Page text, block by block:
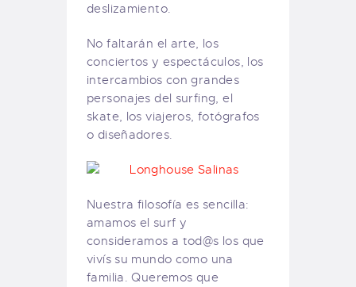
deslizamiento.
No faltarán el arte, los
conciertos y espectáculos, los
intercambios con grandes
personajes del surfing, el
skate, los viajeros, fotógrafos
o diseñadores.
Nuestra filosofía es sencilla:
amamos el surf y
consideramos a tod@s los que
vivís su mundo como una
familia. Queremos que